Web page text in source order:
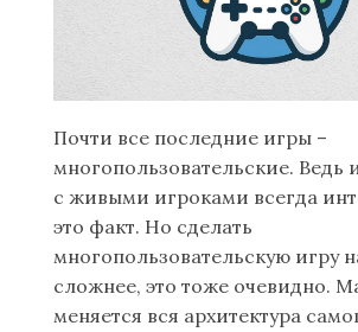
Почти все последние игры –
многопользовательские. Ведь
с живыми игроками всегда
это факт. Но сделать
многопользовательскую игру
сложнее, это тоже очевидно.
меняется вся архитектура